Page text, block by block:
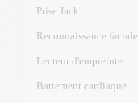
Prise Jack
Reconnaissance faciale
Lecteur d'empreinte
Battement cardiaque